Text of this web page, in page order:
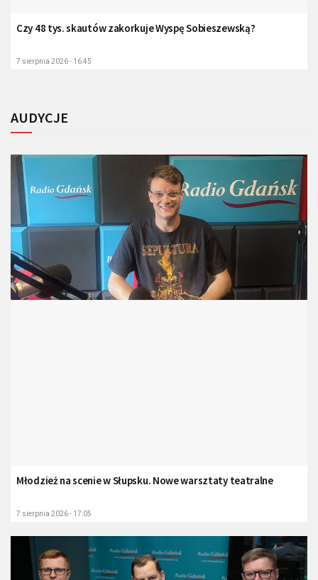
Czy 48 tys. skautów zakorkuje Wyspę Sobieszewską?
7 sierpnia 2026 - 16:45
AUDYCJE
Młodzież na scenie w Słupsku. Nowe warsztaty teatralne
7 sierpnia 2026 - 17:05